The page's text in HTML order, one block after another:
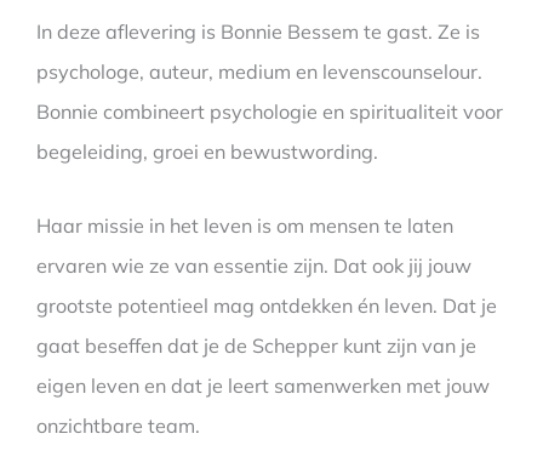
In deze aflevering is Bonnie Bessem te gast. Ze is
psychologe, auteur, medium en levenscounselour.
Bonnie combineert psychologie en spiritualiteit voor
begeleiding, groei en bewustwording.
Haar missie in het leven is om mensen te laten
ervaren wie ze van essentie zijn. Dat ook jij jouw
grootste potentieel mag ontdekken én leven. Dat je
gaat beseffen dat je de Schepper kunt zijn van je
eigen leven en dat je leert samenwerken met jouw
onzichtbare team.